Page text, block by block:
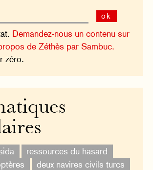
ok
Demandez-nous un contenu sur
de Zéthès par Sambuc.
zéro.
ressources du hasard
deux navires civils turcs